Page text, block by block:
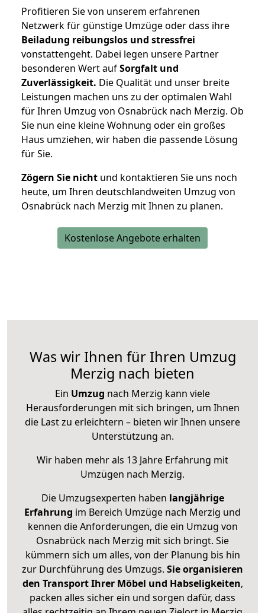
Profitieren Sie von unserem erfahrenen
Netzwerk für günstige Umzüge oder dass ihre
Beiladung reibungslos und stressfrei
vonstattengeht. Dabei legen unsere Partner
besonderen Wert aufSorgfalt und
Zuverlässigkeit. Die Qualität und unser breite
Leistungen machen uns zu der optimalen Wahl
für Ihren Umzug von Osnabrück nach Merzig. Ob
Sie nun eine kleine Wohnung oder ein großes
Haus umziehen, wir haben die passende Lösung
für Sie.
Zögern Sie nicht und kontaktieren Sie uns noch
heute, um Ihren deutschlandweiten Umzug von
Osnabrück nach Merzig mit Ihnen zu planen.
Kostenlose Angebote erhalten
Was wir Ihnen für Ihren Umzug
Merzig nach bieten
Ein Umzug nach Merzig kann viele
Herausforderungen mit sich bringen, um Ihnen
die Last zu erleichtern – bieten wir Ihnen unsere
Unterstützung an.
Wir haben mehr als 13 Jahre Erfahrung mit
Umzügen nach Merzig.
Die Umzugsexperten haben langjährige
Erfahrung im Bereich Umzüge nach Merzig und
kennen die Anforderungen, die ein Umzug von
Osnabrück nach Merzig mit sich bringt. Sie
kümmern sich um alles, von der Planung bis hin
zur Durchführung des Umzugs. Sie organisieren
den Transport Ihrer Möbel und Habseligkeiten,
packen alles sicher ein und sorgen dafür, dass